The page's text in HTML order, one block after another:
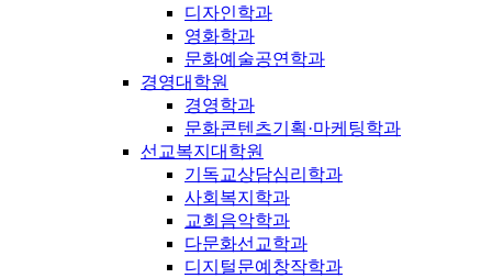
디자인학과
영화학과
문화예술공연학과
경영대학원
경영학과
문화콘텐츠기획·마케팅학과
선교복지대학원
기독교상담심리학과
사회복지학과
교회음악학과
다문화선교학과
디지털문예창작학과